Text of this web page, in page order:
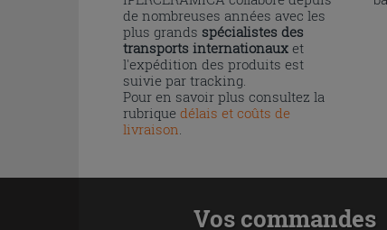
de nombreuses années avec les
plus grands spécialistes des
transports internationaux et
l'expédition des produits est
suivie par tracking.
Pour en savoir plus consultez la
rubrique délais et coûts de
livraison.
Vos commandes